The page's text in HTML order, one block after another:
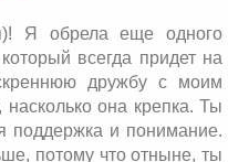
Я обрела еще одного
всегда придет на
дружбу с моим
она крепка. Ты
поддержка и понимание.
потому что отныне, ты